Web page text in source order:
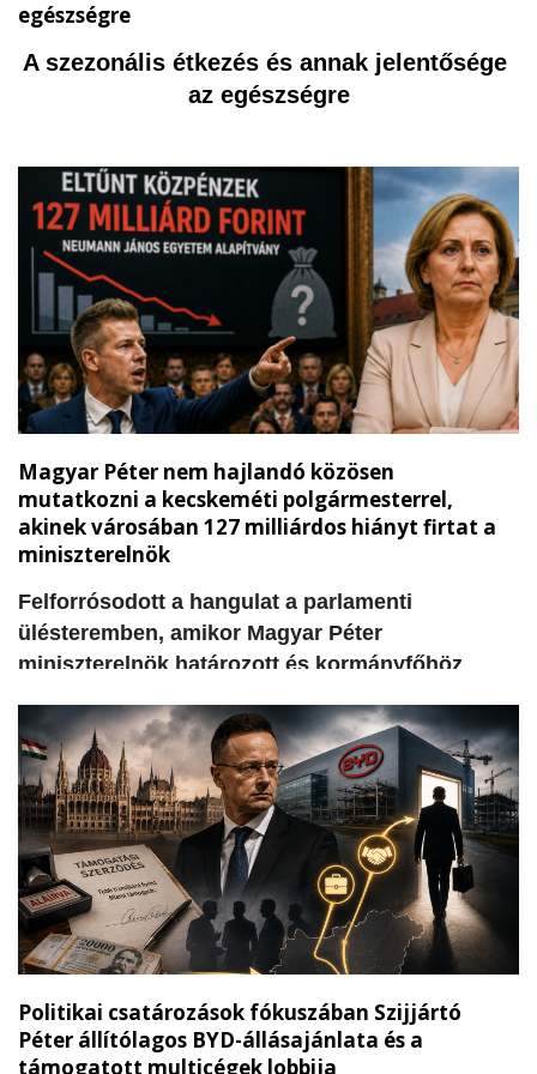
egészségre
A szezonális étkezés és annak jelentősége
az egészségre
Magyar Péter nem hajlandó közösen
mutatkozni a kecskeméti polgármesterrel,
akinek városában 127 milliárdos hiányt firtat a
miniszterelnök
​Felforrósodott a hangulat a parlamenti
ülésteremben, amikor Magyar Péter
miniszterelnök határozott és kormányfőhöz
kecskeméti önkormányzati és egyetemi pénzek
sorsát. A Tisza Párt miniszterelnöke
felszólalásában közvetlenül az ellenzéki Fidesz
padsorai felé fordulva tette szóvá azokat a
súlyos hiányosságokat és elhallgatott
információkat, amelyek álláspontja szerint a
korábbi helyi vezetés és a fideszes körök
felelősségét bizonyítják.
Politikai csatározások fókuszában Szijjártó
Péter állítólagos BYD-állásajánlata és a
támogatott multicégek lobbija